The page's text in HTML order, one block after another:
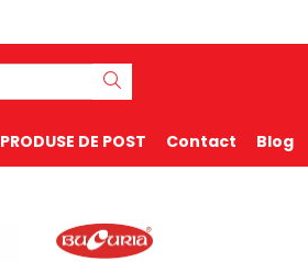
PRODUSE DE POST Contact Blog